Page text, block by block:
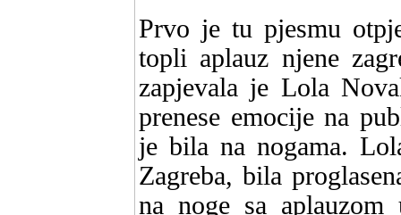
Prvo je tu pjesmu
topli aplauz njene
zapjevala je Lola
prenese emocije na
je bila na nogama.
Zagreba, bila
na noge sa